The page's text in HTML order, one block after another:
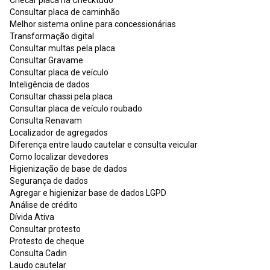
Consultar placa de caminhão
Melhor sistema online para concessionárias
Transformação digital
Consultar multas pela placa
Consultar Gravame
Consultar placa de veículo
Inteligência de dados
Consultar chassi pela placa
Consultar placa de veículo roubado
Consulta Renavam
Localizador de agregados
Diferença entre laudo cautelar e consulta veicular
Como localizar devedores
Higienização de base de dados
Segurança de dados
Agregar e higienizar base de dados LGPD
Análise de crédito
Dívida Ativa
Consultar protesto
Protesto de cheque
Consulta Cadin
Laudo cautelar